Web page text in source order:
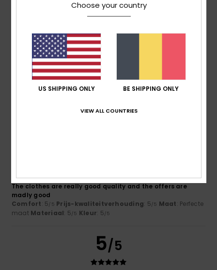
5/5
Sandra16. juli 2026
As described. Good quality.
Materiaal: 5/5 Kleur : 5/5
Karina16. juli 2026
Geverifieerde aankoop
The clothes are really good quality and the offers are
madly good
Comfort: 5/5 Prijs-kwaliteitverhouding: 5/5 Maat: Perfecte
maat Materiaal: 5/5 Kleur: 5/5
5/5
Choose your country
US SHIPPING ONLY BE SHIPPING ONLY
VIEW ALL COUNTRIES